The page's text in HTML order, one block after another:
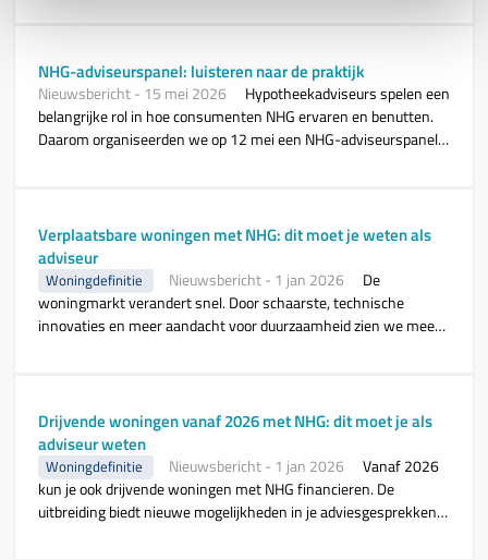
NHG-adviseurspanel: luisteren naar de praktijk
Nieuwsbericht- 15 mei 2026
Hypotheekadviseurs spelen een
belangrijke rol in hoe consumenten NHG ervaren en benutten.
Daarom organiseerden we op 12 mei een NHG-adviseurspanel,
Verplaatsbare woningen met NHG: dit moet je weten als
adviseur
Woningdefinitie Nieuwsbericht- 1 jan 2026
De
woningmarkt verandert snel. Door schaarste, technische
innovaties en meer aandacht voor duurzaamheid zien we meer
Voorwaarden en normen gaven daar onvoldoende uitleg over,
terwijl de markt wél sterk veranderde.
Drijvende woningen vanaf 2026 met NHG: dit moet je als
adviseur weten
Woningdefinitie Nieuwsbericht- 1 jan 2026
Vanaf 2026
kun je ook drijvende woningen met NHG financieren. De
uitbreiding biedt nieuwe mogelijkheden in je adviesgesprekken,